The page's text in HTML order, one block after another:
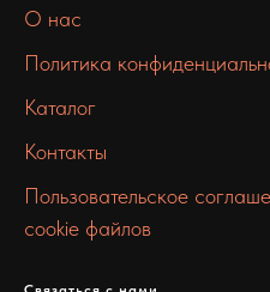
О нас
Политика
Каталог
Контакты
Пользовательское
cookie файлов